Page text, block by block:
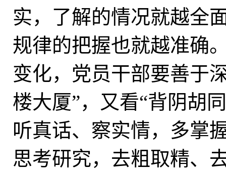
实，了解的情况就越全
规律的把握也就越准确
变化，党员干部要善于
楼大厦”，又看“背阴胡
听真话、察实情，多掌
思考研究，去粗取精、